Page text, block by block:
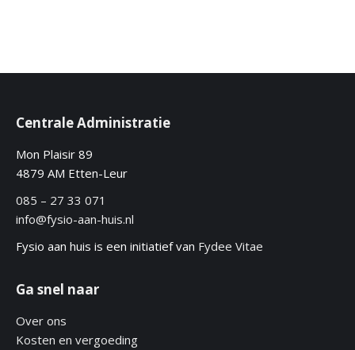
Centrale Administratie
Mon Plaisir 89
4879 AM Etten-Leur
085 – 27 33 071
info@fysio-aan-huis.nl
Fysio aan huis is een initiatief van Fydee Vitae
Ga snel naar
Over ons
Kosten en vergoeding